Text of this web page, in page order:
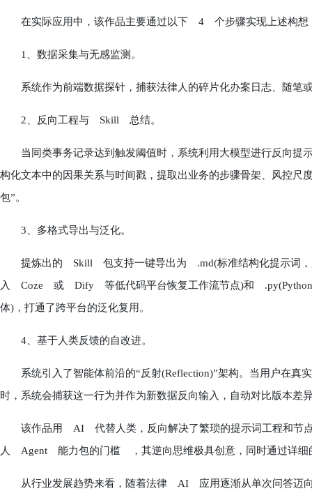
在实际应用中，该作品主要通过以下 4 个步骤实现上述构想
1、数据采集与无感监测。
系统作为前端数据探针，捕获法律人的碎片化办案日志、随笔
2、反向工程与 Skill 总结。
当同类事务记录达到触发阈值时，系统利用大模型进行反向提
构化文本中的因果关系与时间戳，提取出业务的步骤骨架、风控
包”。
3、多格式导出与泛化。
提炼出的 Skill 包支持一键导出为 .md(标准结构化提示词，用
入 Coze 或 Dify 等低代码平台恢复工作流节点)和 .py(Python
体)，打通了跨平台的泛化复用。
4、基于人类反馈的自改进。
系统引入了智能体前沿的“反射(Reflection)”架构。当用户在
时，系统会捕获这一行为并作为新数据反向输入，自动对比版本差
该作品用 AI 代替人类，反向解决了繁琐的提示词工程和节点
人 Agent 能力包的门槛 ，其逆向思维极具创意，同时通过详细
从行业发展趋势来看，随着法律 AI 应用逐渐从单次问答迈向